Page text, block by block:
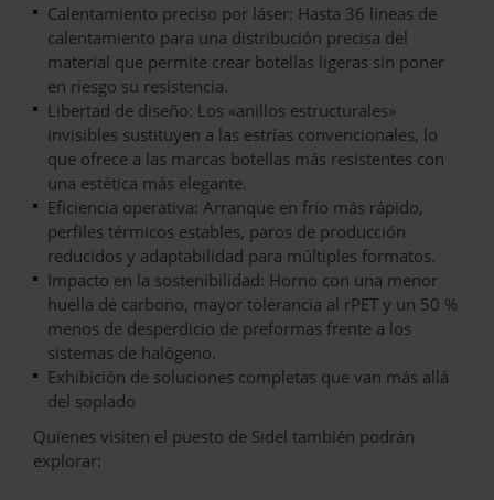
Calentamiento preciso por láser: Hasta 36 líneas de
calentamiento para una distribución precisa del
material que permite crear botellas ligeras sin poner
en riesgo su resistencia.
Libertad de diseño: Los «anillos estructurales»
invisibles sustituyen a las estrías convencionales, lo
que ofrece a las marcas botellas más resistentes con
una estética más elegante.
Eficiencia operativa: Arranque en frío más rápido,
perfiles térmicos estables, paros de producción
reducidos y adaptabilidad para múltiples formatos.
Impacto en la sostenibilidad: Horno con una menor
huella de carbono, mayor tolerancia al rPET y un 50 %
menos de desperdicio de preformas frente a los
sistemas de halógeno.
Exhibición de soluciones completas que van más allá
del soplado
Quienes visiten el puesto de Sidel también podrán
explorar: